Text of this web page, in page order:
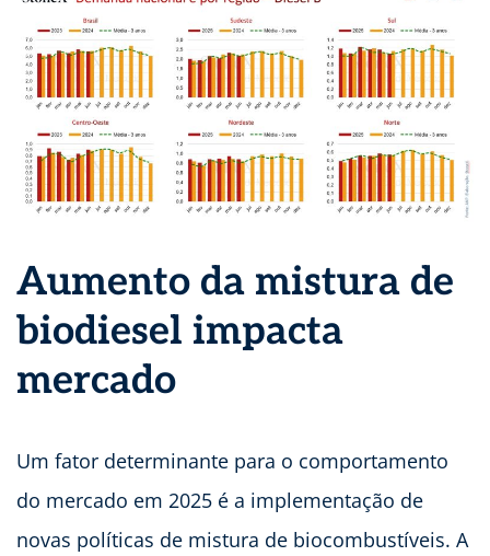
Aumento da mistura de
biodiesel impacta
mercado
Um fator determinante para o comportamento
do mercado em 2025 é a implementação de
novas políticas de mistura de biocombustíveis. A